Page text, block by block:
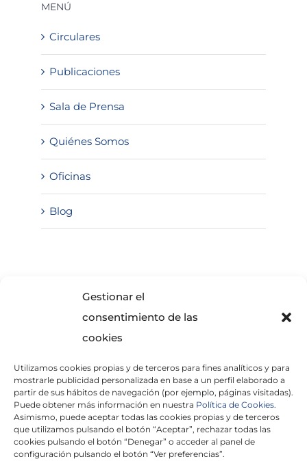
Gestionar el
consentimiento de las
cookies
Utilizamos cookies propias y de terceros para fines analíticos y para
mostrarle publicidad personalizada en base a un perfil elaborado a
partir de sus hábitos de navegación (por ejemplo, páginas visitadas).
Puede obtener más información en nuestra Política de Cookies.
Asimismo, puede aceptar todas las cookies propias y de terceros
que utilizamos pulsando el botón “Aceptar”, rechazar todas las
cookies pulsando el botón “Denegar” o acceder al panel de
configuración pulsando el botón “Ver preferencias”.
MENÚ
Circulares
Publicaciones
Sala de Prensa
Quiénes Somos
Oficinas
Blog
He leído y acepto laPolítica de Privacidad